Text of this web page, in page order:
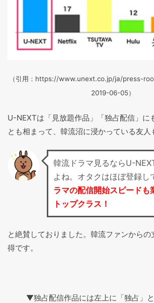
（引用：https://www.unext.co.jp/ja/press-
2019-06-05）
U-NEXTは「見放題作品」「独占配信」に
とも相まって、韓流沼に浸かっている友人
韓流ドラマ見るならU-
よね。オタクはほぼ登録し
ラマの配信開始スピードも
トップクラス！
と絶賛しておりました。韓流ファンからの
得です。
▼独占配信作品には左上に「独占」